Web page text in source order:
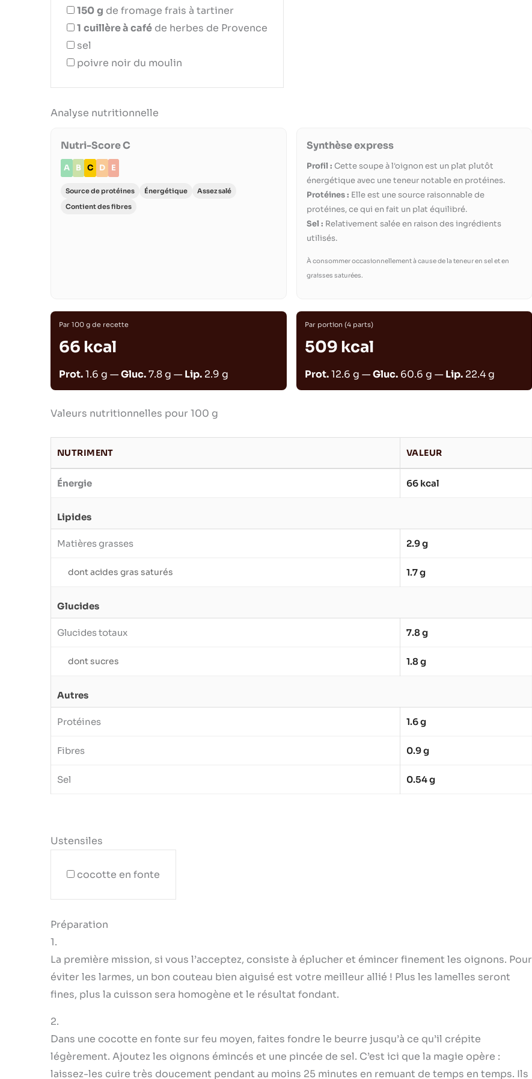
150g de fromage frais à tartiner
1 cuillère à café de herbes de Provence
sel
poivre noir du moulin
Analyse nutritionnelle
Nutri-Score C
A B C D E
Source de protéines Énergétique
Assez salé
Contient des fibres
Synthèse express
Profil : Cette soupe à l'oignon est un plat plutôt
énergétique avec une teneur notable en protéines.
Protéines : Elle est une source raisonnable de
protéines, ce qui en fait un plat équilibré.
Sel : Relativement salée en raison des ingrédients
utilisés.
À consommer occasionnellement à cause de la teneur en sel et en
graisses saturées.
Par 100 g de recette
66 kcal
Prot.1.6 g —Gluc.7.8 g —Lip. 2.9 g
Par portion (4 parts)
509 kcal
Prot.12.6 g —Gluc. 60.6 g —Lip. 22.4 g
Valeurs nutritionnelles pour 100 g
NUTRIMENT VALEUR
Énergie 66 kcal
Lipides
Matières grasses 2.9 g
dont acides gras saturés 1.7 g
Glucides
Glucides totaux 7.8 g
dont sucres 1.8 g
Autres
Protéines 1.6 g
Fibres 0.9 g
Sel 0.54 g
Ustensiles
cocotte en fonte
Préparation
1.
La première mission, si vous l’acceptez, consiste à éplucher et émincer finement les oignons. Pour
éviter les larmes, un bon couteau bien aiguisé est votre meilleur allié ! Plus les lamelles seront
fines, plus la cuisson sera homogène et le résultat fondant.
2.
Dans une cocotte en fonte sur feu moyen, faites fondre le beurre jusqu’à ce qu’il crépite
légèrement. Ajoutez les oignons émincés et une pincée de sel. C’est ici que la magie opère :
laissez-les cuire très doucement pendant au moins 25 minutes en remuant de temps en temps. Ils